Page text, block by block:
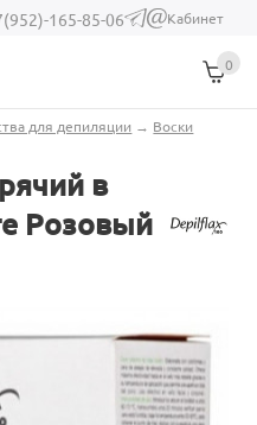
165-85-06
(link sends e-
Кабинет
0
для депиляции → Воски
в
Розовый